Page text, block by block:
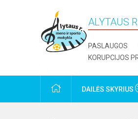
ALYTAUS
PASLAUGOS
KORUPCIJOS
PRADŽIADAILĖS SKYRIUS